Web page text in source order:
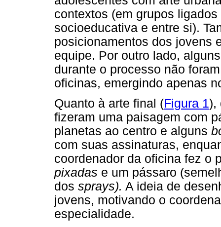
contextos (em grupos
socioeducativa e entre si).
posicionamentos dos jovens
equipe. Por outro lado,
durante o processo não
oficinas, emergindo apenas
Quanto à arte final (Figura 1),
fizeram uma paisagem com
planetas ao centro e alguns
com suas assinaturas,
coordenador da oficina fez o
pixadas e um pássaro
dos sprays). A ideia de
jovens, motivando o
especialidade.